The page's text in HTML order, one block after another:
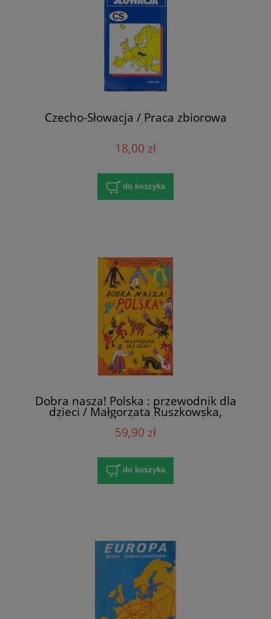
Czecho-Słowacja / Praca zbiorowa
18,00 zł
do koszyka
Dobra nasza! Polska : przewodnik dla
dzieci / Małgorzata Ruszkowska,
ilustrowała: Klaudia Kozińska
59,90 zł
do koszyka